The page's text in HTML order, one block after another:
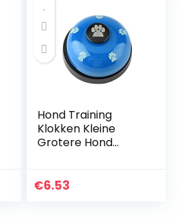
Hond Training
Klokken Kleine
Grotere Hond
g Bel Interactie Bel
€6.53